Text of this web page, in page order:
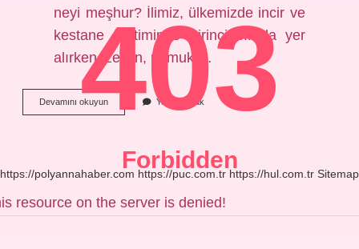
neyi meşhur? İlimiz, ülkemizde incir ve
kestane üretiminde birinci sırada yer
alırken, zeytin, pamuk,…
Devamını okuyunAydından
Yiyecek
Yorum Bırak
https://polyannahaber.com https://puc.com.tr https://hul.com.tr Sitemap
403
Forbidden
resource on the server is denied!